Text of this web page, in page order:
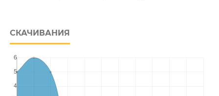
СКАЧИВАНИЯ